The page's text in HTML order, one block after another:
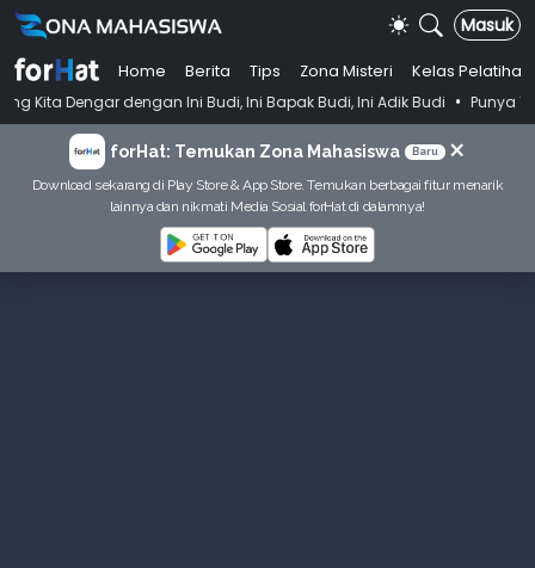
Masuk
Home Berita Tips Zona Misteri
Kelas Pelatihan
dengan Ini Budi, Ini Bapak Budi, Ini Adik Budi • Punya Tujuan
forHat: Temukan Zona Mahasiswa Baru ×
Download sekarang di Play Store & App Store. Temukan berbagai fitur menarik
lainnya dan nikmati Media Sosial forHat di dalamnya!